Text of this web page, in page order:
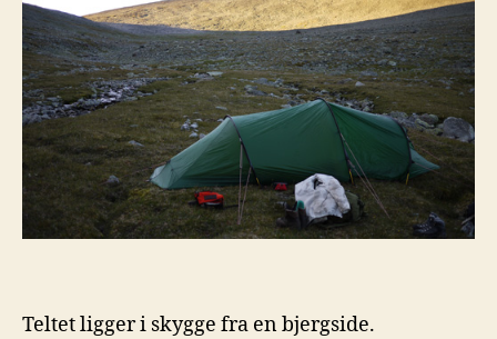
Teltet ligger i skygge fra en bjergside.